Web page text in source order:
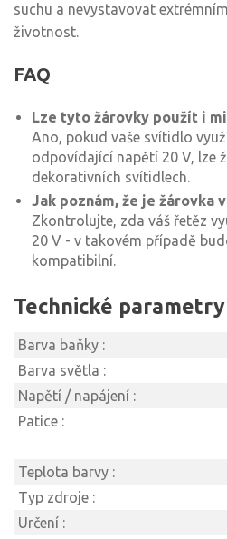
suchu a nevystavovat
životnost.
FAQ
Lze tyto žárovky použít i
Ano, pokud vaše svítidlo
odpovídající napětí 20 V, lze
dekorativních svítidlech.
Jak poznám, že je žárovka
Zkontrolujte, zda váš řetěz
20 V - v takovém případě
kompatibilní.
Technické parametry
Barva baňky :
Barva světla :
Napětí / napájení :
Patice :
Teplota barvy :
Typ zdroje :
Určení :